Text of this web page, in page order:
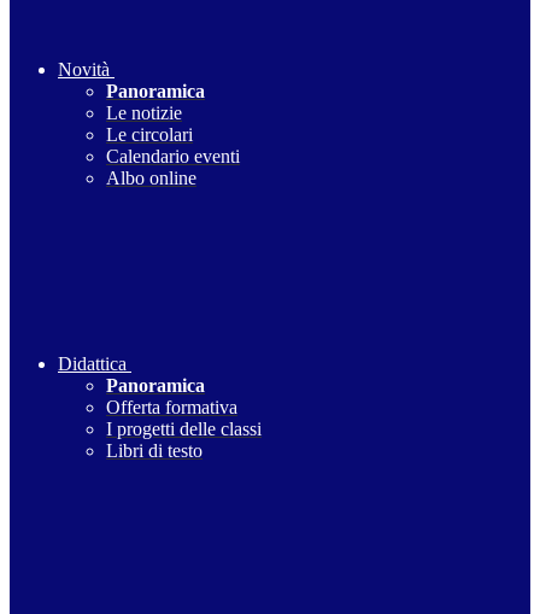
Novità
Panoramica
Le notizie
Le circolari
Calendario eventi
Albo online
Didattica
Panoramica
Offerta formativa
I progetti delle classi
Libri di testo